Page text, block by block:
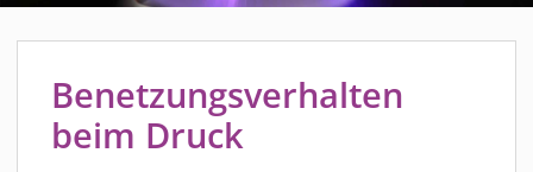
MEDIPLAS REACTOR
MEDIPLAS DRIVER
Benetzungsverhalten
beim Druck